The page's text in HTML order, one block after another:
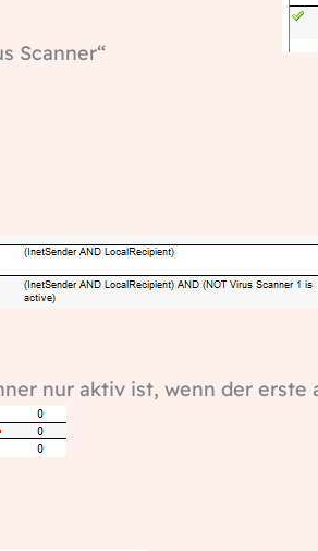
Scanner“
nur aktiv ist, wenn der erste